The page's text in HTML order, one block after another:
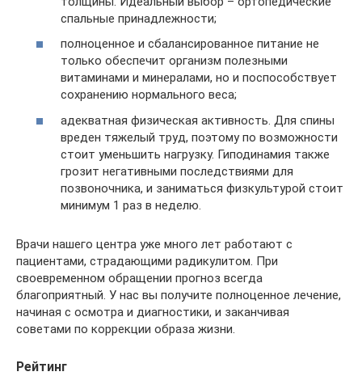
спальные принадлежности;
полноценное и сбалансированное питание не
только обеспечит организм полезными
витаминами и минералами, но и поспособствует
сохранению нормального веса;
адекватная физическая активность. Для спины
вреден тяжелый труд, поэтому по возможности
стоит уменьшить нагрузку. Гиподинамия также
грозит негативными последствиями для
позвоночника, и заниматься физкультурой стоит
минимум 1 раз в неделю.
Врачи нашего центра уже много лет работают с
пациентами, страдающими радикулитом. При
своевременном обращении прогноз всегда
благоприятный. У нас вы получите полноценное лечение,
начиная с осмотра и диагностики, и заканчивая
советами по коррекции образа жизни.
Рейтинг